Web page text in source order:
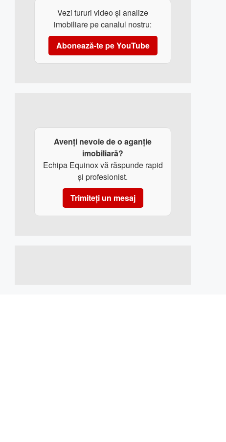
Vezi tururi video și analize
imobiliare pe canalul nostru:
Abonează-te pe YouTube
Avenți nevoie de o aganție
imobiliară?
Echipa Equinox vă răspunde rapid
și profesionist.
Trimiteți un mesaj